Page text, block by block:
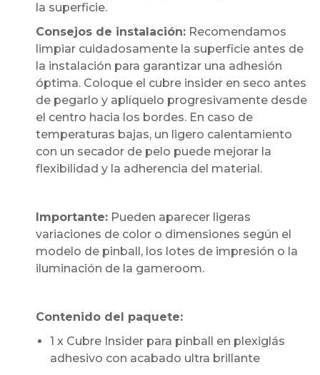
la superficie.
Consejos de instalación: Recomendamos
limpiar cuidadosamente la superficie antes de
la instalación para garantizar una adhesión
óptima. Coloque el cubre insider en seco antes
de pegarlo y aplíquelo progresivamente desde
el centro hacia los bordes. En caso de
temperaturas bajas, un ligero calentamiento
con un secador de pelo puede mejorar la
flexibilidad y la adherencia del material.
Importante: Pueden aparecer ligeras
variaciones de color o dimensiones según el
modelo de pinball, los lotes de impresión o la
iluminación de la gameroom.
Contenido del paquete:
1 x Cubre Insider para pinball en plexiglás
adhesivo con acabado ultra brillante